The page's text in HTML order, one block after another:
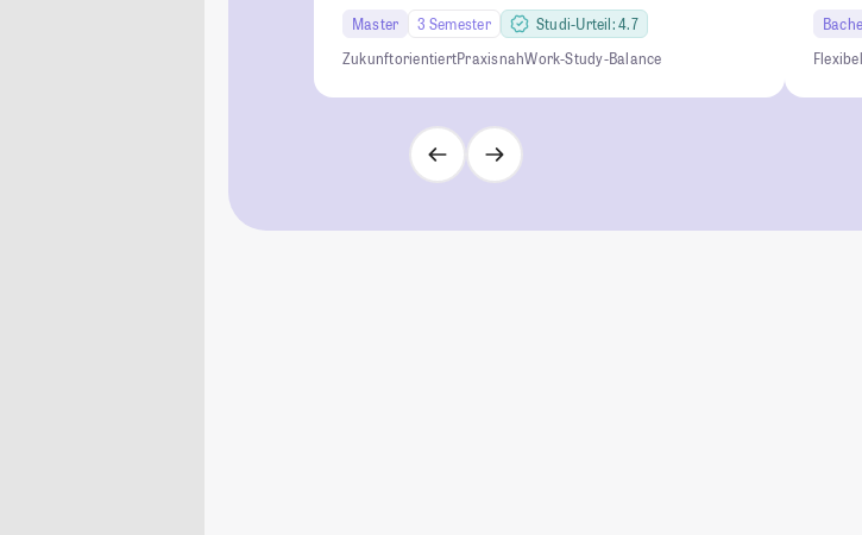
Master 3 Semester
Studi-Urteil: 4.7
ZukunftorientiertPraxisnahWork-Study-Balance
Flexibel